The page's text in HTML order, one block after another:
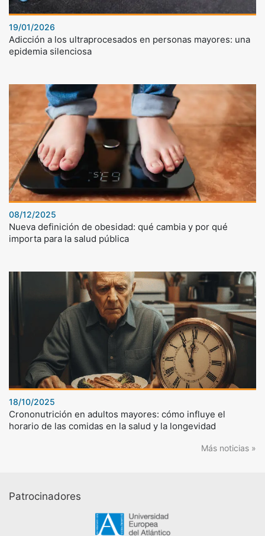
19/01/2026
Adicción a los ultraprocesados en personas mayores: una
epidemia silenciosa
08/12/2025
Nueva definición de obesidad: qué cambia y por qué
importa para la salud pública
18/10/2025
Crononutrición en adultos mayores: cómo influye el
horario de las comidas en la salud y la longevidad
Más noticias »
Patrocinadores